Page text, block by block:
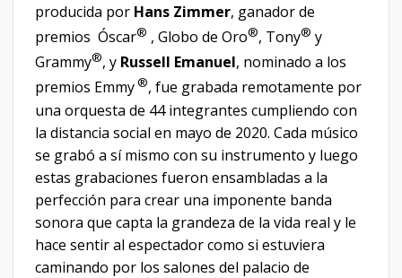
producida por Hans Zimmer, ganador de
premios Óscar® , Globo de Oro®, Tony® y
Grammy®, y Russell Emanuel, nominado a los
premios Emmy®, fue grabada remotamente por
una orquesta de 44 integrantes cumpliendo con
la distancia social en mayo de 2020. Cada músico
se grabó a sí mismo con su instrumento y luego
estas grabaciones fueron ensambladas a la
perfección para crear una imponente banda
sonora que capta la grandeza de la vida real y le
hace sentir al espectador como si estuviera
caminando por los salones del palacio de